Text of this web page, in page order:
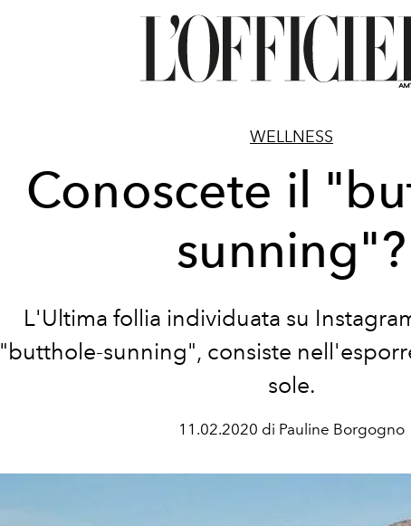
WELLNESS
Conoscete il
sunning"?
L'Ultima follia individuata su
"butthole-sunning", consiste
sole.
11.02.2020 di Pauline Borgogno